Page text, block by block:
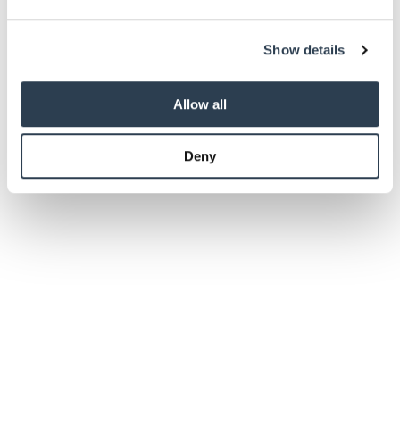
provide social media features and to analyse our traffic.
provided to them or that they’ve collected from your use
Weitere Informationen:Impressum Datenschutz
Show details
Allow all
Deny
Mai 2026